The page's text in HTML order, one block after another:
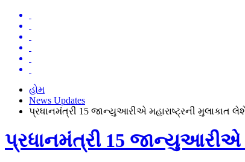
હોમ
News Updates
પ્રધાનમંત્રી 15 જાન્યુઆરીએ મહારાષ્ટ્રની મુલાકાત
પ્રધાનમંત્રી 15 જાન્યુઆરીએ